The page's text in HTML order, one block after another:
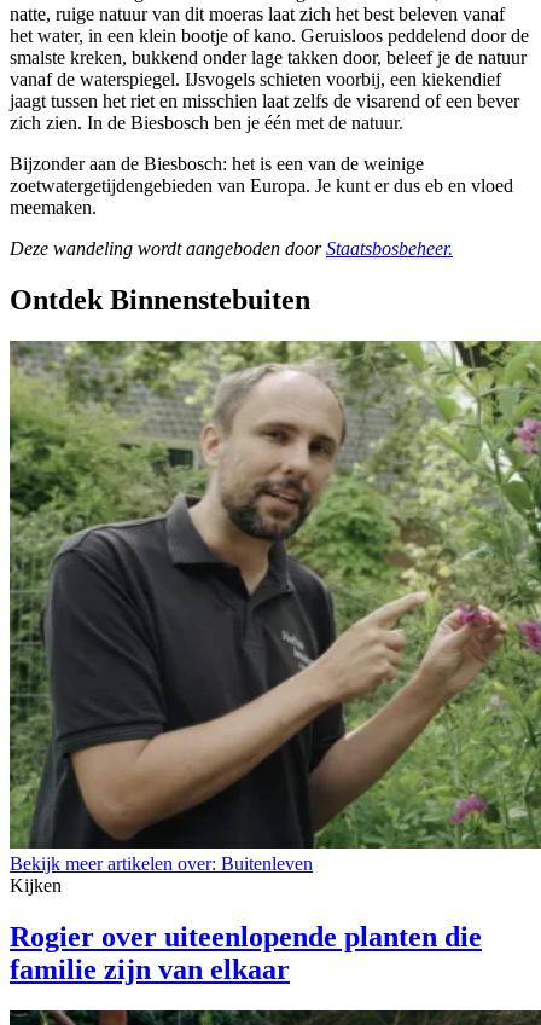
natte, ruige natuur van dit moeras laat zich het best beleven vanaf
het water, in een klein bootje of kano. Geruisloos peddelend door de
smalste kreken, bukkend onder lage takken door, beleef je de natuur
vanaf de waterspiegel. IJsvogels schieten voorbij, een kiekendief
jaagt tussen het riet en misschien laat zelfs de visarend of een bever
zich zien. In de Biesbosch ben je één met de natuur.
Bijzonder aan de Biesbosch: het is een van de weinige
zoetwatergetijdengebieden van Europa. Je kunt er dus eb en vloed
meemaken.
Deze wandeling wordt aangeboden doorStaatsbosbeheer.
Ontdek Binnenstebuiten
Bekijk meer artikelen over: Buitenleven
Kijken
Rogier over uiteenlopende planten die
familie zijn van elkaar